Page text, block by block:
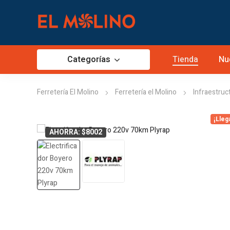
Categorías Tienda
Ferretería El Molino Ferretería el Molino
AHORRA: $8002